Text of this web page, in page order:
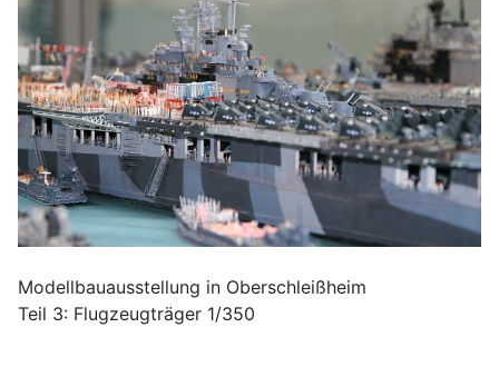
Modellbauausstellung in Oberschleißheim
Teil 3: Flugzeugträger 1/350